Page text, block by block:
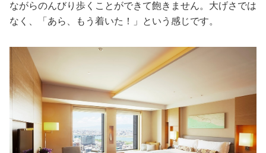
ながらのんびり歩くことができて飽きません。大げさでは
なく、「あら、もう着いた！」という感じです。